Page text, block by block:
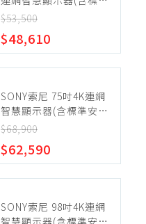
安裝)【Y-75S30】
$53,500
$48,610
SONY索尼 75吋4K連網
智慧顯示器(含標準安裝)
【Y-75XR50】
$68,900
$62,590
SONY索尼 98吋4K連網
智慧顯示器(含標準安裝)